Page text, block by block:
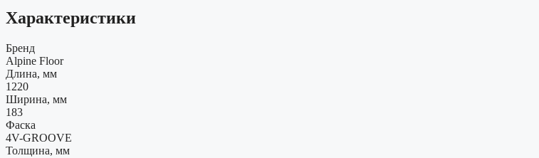
Характеристики
Бренд
Alpine Floor
Длина, мм
1220
Ширина, мм
183
Фаска
4V-GROOVE
Толщина, мм